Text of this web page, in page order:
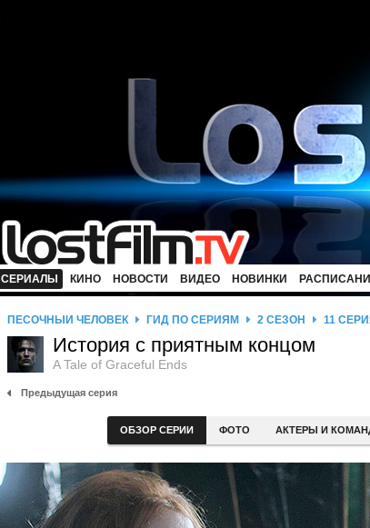
СЕРИАЛЫ КИНО НОВОСТИ ВИДЕО НОВИНКИ
ПЕСОЧНЫЙ ЧЕЛОВЕК ГИД ПО СЕРИЯМ 2 СЕЗОН 11
История с приятным концом
A Tale of Graceful Ends
Предыдущая серия
ОБЗОР СЕРИИ ФОТО АКТЕРЫ И